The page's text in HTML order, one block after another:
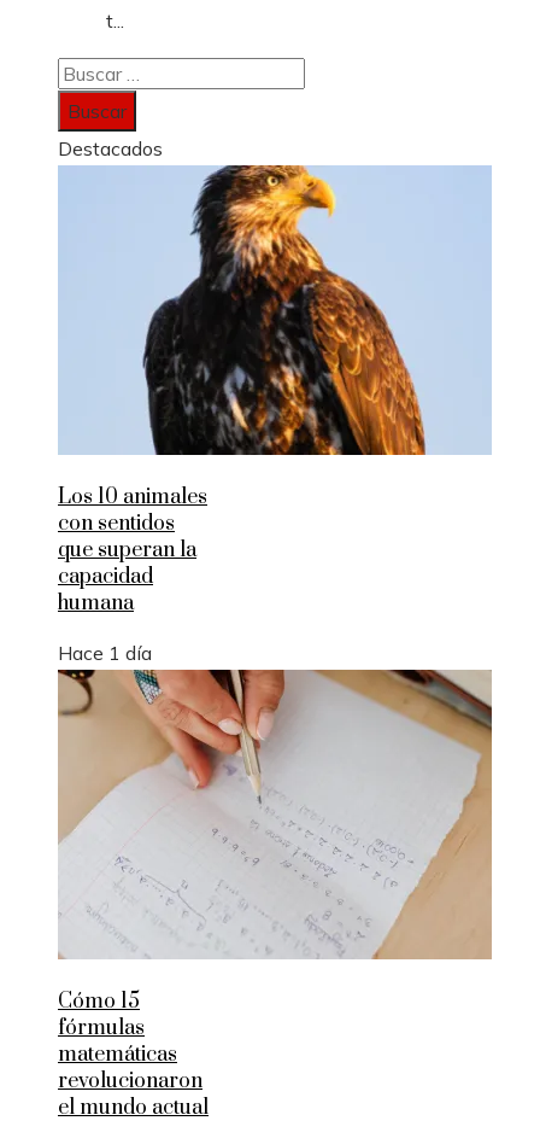
t...
Buscar:
Destacados
Los 10 animales
con sentidos
que superan la
capacidad
humana
Hace 1 día
Cómo 15
fórmulas
matemáticas
revolucionaron
el mundo actual